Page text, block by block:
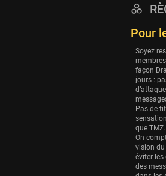
27
Pour
Soyez
façon
jours :
Pas de
que TMZ.
On
vision
éviter
des